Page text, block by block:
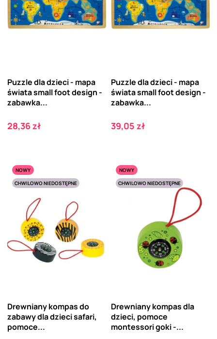
Puzzle dla dzieci - mapa
świata small foot design -
zabawka...
Cena
28,36 zł
Puzzle dla dzieci - mapa
świata small foot design -
zabawka...
Cena
39,05 zł
NOWY
CHWILOWO NIEDOSTĘPNE
Drewniany kompas do
zabawy dla dzieci safari,
pomoce...
NOWY
CHWILOWO NIEDOSTĘPNE
Drewniany kompas dla
dzieci, pomoce
montessori goki -...